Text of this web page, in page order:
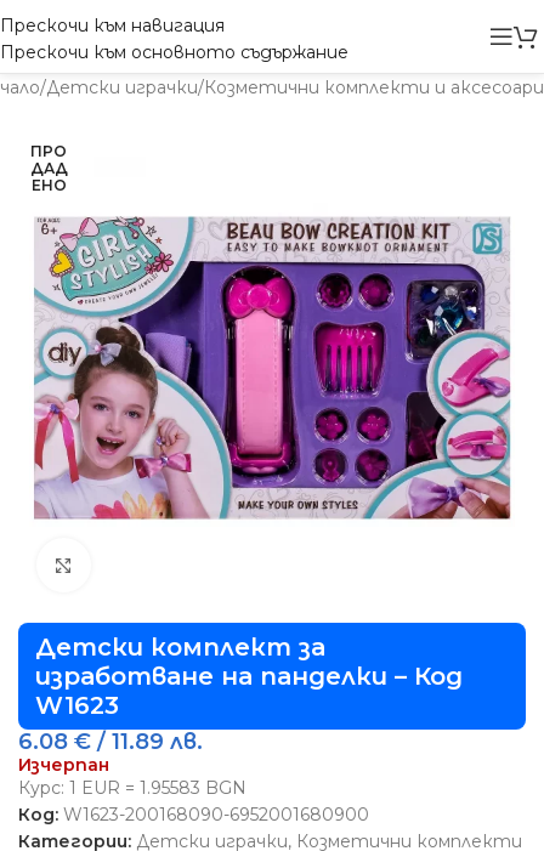
Прескочи към навигация
Прескочи към основното съдържание
/Детски играчки/Козметични комплекти и аксесоари
ПРО
ДАД
ЕНО
Детски комплект за
изработване на панделки – Код
W1623
6.08 € / 11.89 лв.
Изчерпан
Курс: 1 EUR = 1.95583 BGN
Код: W1623-200168090-6952001680900
Категории: Детски играчки, Козметични комплекти